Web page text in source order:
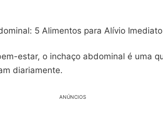
5 Alimentos para Alívio
estar, o inchaço abdominal é uma
diariamente.
ANÚNCIOS